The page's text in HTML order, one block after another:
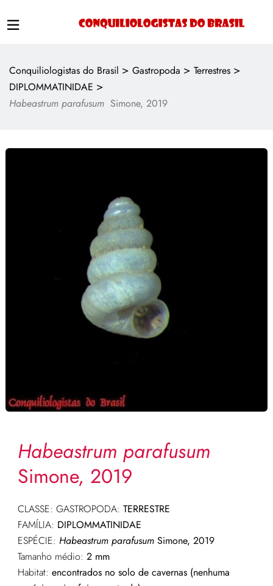
Conquiliologistas do Brasil > Gastropoda > Terrestres >
DIPLOMMATINIDAE >
Habeastrum parafusum Simone, 2019
Habeastrum parafusum
Simone, 2019
CLASSE: GASTROPODA: TERRESTRE
FAMÍLIA: DIPLOMMATINIDAE
ESPÉCIE: Habeastrum parafusumSimone, 2019
Tamanho médio: 2 mm
Habitat: encontrados no solo de cavernas (nenhuma